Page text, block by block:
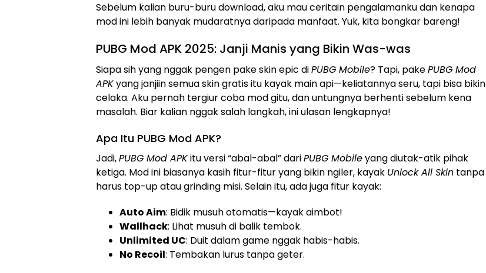
Sebelum kalian buru-buru download, aku mau ceritain pengalamanku dan kenapa
mod ini lebih banyak mudaratnya daripada manfaat. Yuk, kita bongkar bareng!
PUBG Mod APK 2025: Janji Manis yang Bikin Was-was
Siapa sih yang nggak pengen pake skin epic diPUBG Mobile? Tapi, pakePUBG Mod
APKyang janjiin semua skin gratis itu kayak main api—keliatannya seru, tapi bisa bikin
celaka. Aku pernah tergiur coba mod gitu, dan untungnya berhenti sebelum kena
masalah. Biar kalian nggak salah langkah, ini ulasan lengkapnya!
Apa Itu PUBG Mod APK?
Jadi,PUBG Mod APKitu versi “abal-abal” dariPUBG Mobileyang diutak-atik pihak
ketiga. Mod ini biasanya kasih fitur-fitur yang bikin ngiler, kayak Unlock All Skin tanpa
harus top-up atau grinding misi. Selain itu, ada juga fitur kayak:
Auto Aim: Bidik musuh otomatis—kayak aimbot!
Wallhack: Lihat musuh di balik tembok.
Unlimited UC: Duit dalam game nggak habis-habis.
No Recoil: Tembakan lurus tanpa geter.